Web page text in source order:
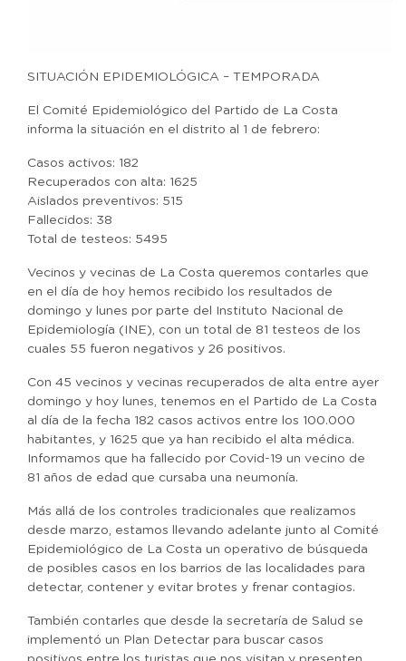
SITUACIÓN EPIDEMIOLÓGICA – TEMPORADA
El Comité Epidemiológico del Partido de La Costa
informa la situación en el distrito al 1 de febrero:
Casos activos: 182
Recuperados con alta: 1625
Aislados preventivos: 515
Fallecidos: 38
Total de testeos: 5495
Vecinos y vecinas de La Costa queremos contarles que
en el día de hoy hemos recibido los resultados de
domingo y lunes por parte del Instituto Nacional de
Epidemiología (INE), con un total de 81 testeos de los
cuales 55 fueron negativos y 26 positivos.
Con 45 vecinos y vecinas recuperados de alta entre ayer
domingo y hoy lunes, tenemos en el Partido de La Costa
al día de la fecha 182 casos activos entre los 100.000
habitantes, y 1625 que ya han recibido el alta médica.
Informamos que ha fallecido por Covid-19 un vecino de
81 años de edad que cursaba una neumonía.
Más allá de los controles tradicionales que realizamos
desde marzo, estamos llevando adelante junto al Comité
Epidemiológico de La Costa un operativo de búsqueda
de posibles casos en los barrios de las localidades para
detectar, contener y evitar brotes y frenar contagios.
También contarles que desde la secretaría de Salud se
implementó un Plan Detectar para buscar casos